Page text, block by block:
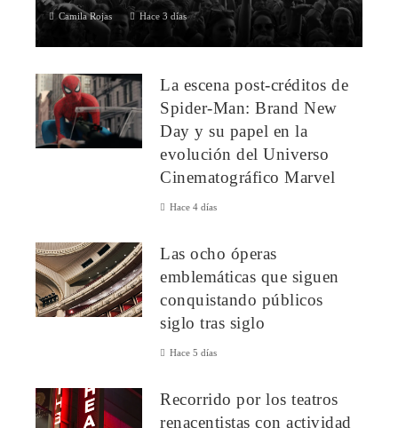
Camila Rojas Hace 3 días
1. Festival de los Tres Coros (Reino Unido, 1715)Considerado
forma ininterrumpid...
La escena post-créditos de
Spider-Man: Brand New
Day y su papel en la
evolución del Universo
Cinematográfico Marvel
Hace 4 días
Las ocho óperas
emblemáticas que siguen
conquistando públicos
siglo tras siglo
Hace 5 días
Recorrido por los teatros
renacentistas con actividad